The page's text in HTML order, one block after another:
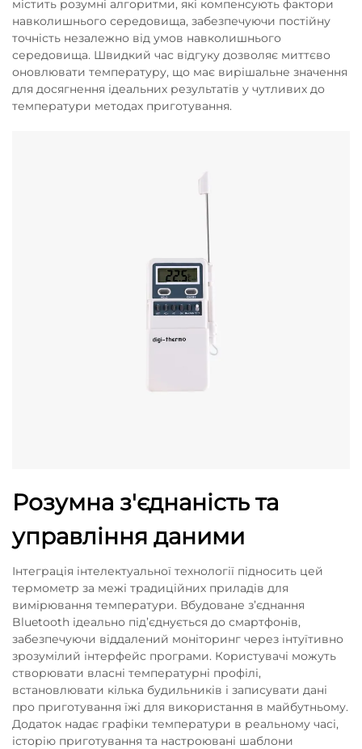
містить розумні алгоритми, які компенсують фактори
навколишнього середовища, забезпечуючи постійну
точність незалежно від умов навколишнього
середовища. Швидкий час відгуку дозволяє миттєво
оновлювати температуру, що має вирішальне значення
для досягнення ідеальних результатів у чутливих до
температури методах приготування.
Розумна з'єднаність та
управління даними
Інтеграція інтелектуальної технології підносить цей
термометр за межі традиційних приладів для
вимірювання температури. Вбудоване з’єднання
Bluetooth ідеально під’єднується до смартфонів,
забезпечуючи віддалений моніторинг через інтуїтивно
зрозумілий інтерфейс програми. Користувачі можуть
створювати власні температурні профілі,
встановлювати кілька будильників і записувати дані
про приготування їжі для використання в майбутньому.
Додаток надає графіки температури в реальному часі,
історію приготування та настроювані шаблони